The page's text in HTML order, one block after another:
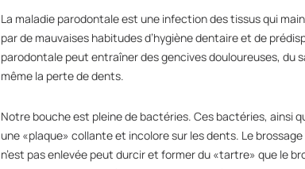
La maladie parodontale est une infection des tissus qui
par de mauvaises habitudes d’hygiène dentaire et de
parodontale peut entraîner des gencives douloureuses,
même la perte de dents.
Notre bouche est pleine de bactéries. Ces bactéries, ainsi
une «plaque» collante et incolore sur les dents. Le
n’est pas enlevée peut durcir et former du «tartre» que le